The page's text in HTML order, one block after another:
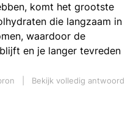
komt het grootste
die langzaam in
waardoor de
en je langer tevreden
Bekijk volledig antwoord